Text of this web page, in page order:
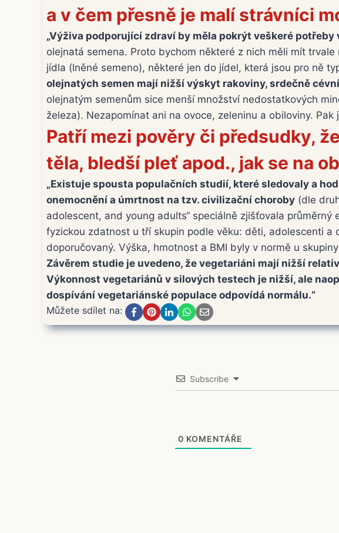
a v čem přesně je malí strávníci
„Výživa podporující zdraví by měla pokrýt veškeré
olejnatá semena. Proto bychom některé z nich měli mít
jídla (lněné semeno), některé jen do jídel, která jsou pro ně
olejnatých semen mají nižší výskyt rakoviny, srdečně
olejnatým semenům sice menší množství nedostatkových
železa). Nezapomínat ani na ovoce, zeleninu a obiloviny.
Patří mezi pověry či předsudky,
těla, bledší pleť apod., jak se na
„Existuje spousta populačních studií, které sledovaly a
onemocnění a úmrtnost na tzv. civilizační choroby (dle
adolescent, and young adults“ speciálně zjišťovala
fyzickou zdatnost u tří skupin podle věku: děti, adolescenti a
doporučovaný. Výška, hmotnost a BMI byly v normě u
Závěrem studie je uvedeno, že vegetariáni mají nižší
Výkonnost vegetariánů v silových testech je nižší, ale
dospívání vegetariánské populace odpovídá normálu.“
Můžete sdílet na:
Subscribe
0 KOMENTÁŘE